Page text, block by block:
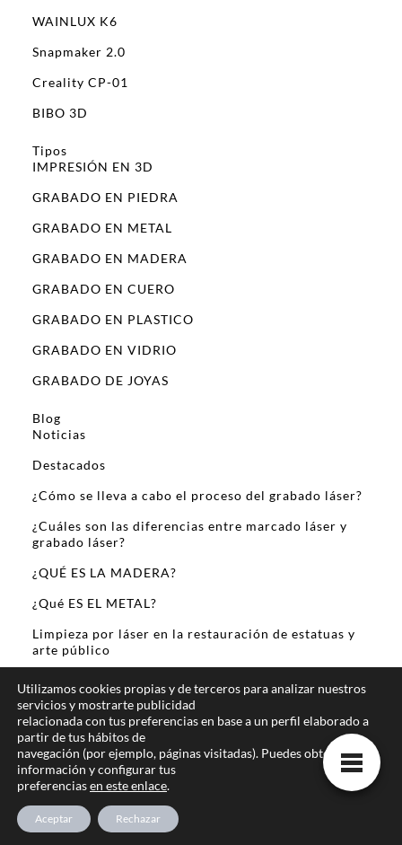
WAINLUX K6
Snapmaker 2.0
Creality CP-01
BIBO 3D
Tipos
IMPRESIÓN EN 3D
GRABADO EN PIEDRA
GRABADO EN METAL
GRABADO EN MADERA
GRABADO EN CUERO
GRABADO EN PLASTICO
GRABADO EN VIDRIO
GRABADO DE JOYAS
Blog
Noticias
Destacados
¿Cómo se lleva a cabo el proceso del grabado láser?
¿Cuáles son las diferencias entre marcado láser y
grabado láser?
¿QUÉ ES LA MADERA?
¿Qué ES EL METAL?
Limpieza por láser en la restauración de estatuas y
arte público
Sobre Mi
Te ofrecemos la mejor informacion online
Utilizamos cookies propias y de terceros para analizar nuestros
servicios y mostrarte publicidad
relacionada con tus preferencias en base a un perfil elaborado a
partir de tus hábitos de
navegación (por ejemplo, páginas visitadas). Puedes obtener más
información y configurar tus
preferenciasen este enlace.
Aceptar Rechazar